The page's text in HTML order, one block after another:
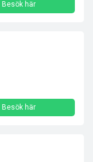
Besök här
Besök här